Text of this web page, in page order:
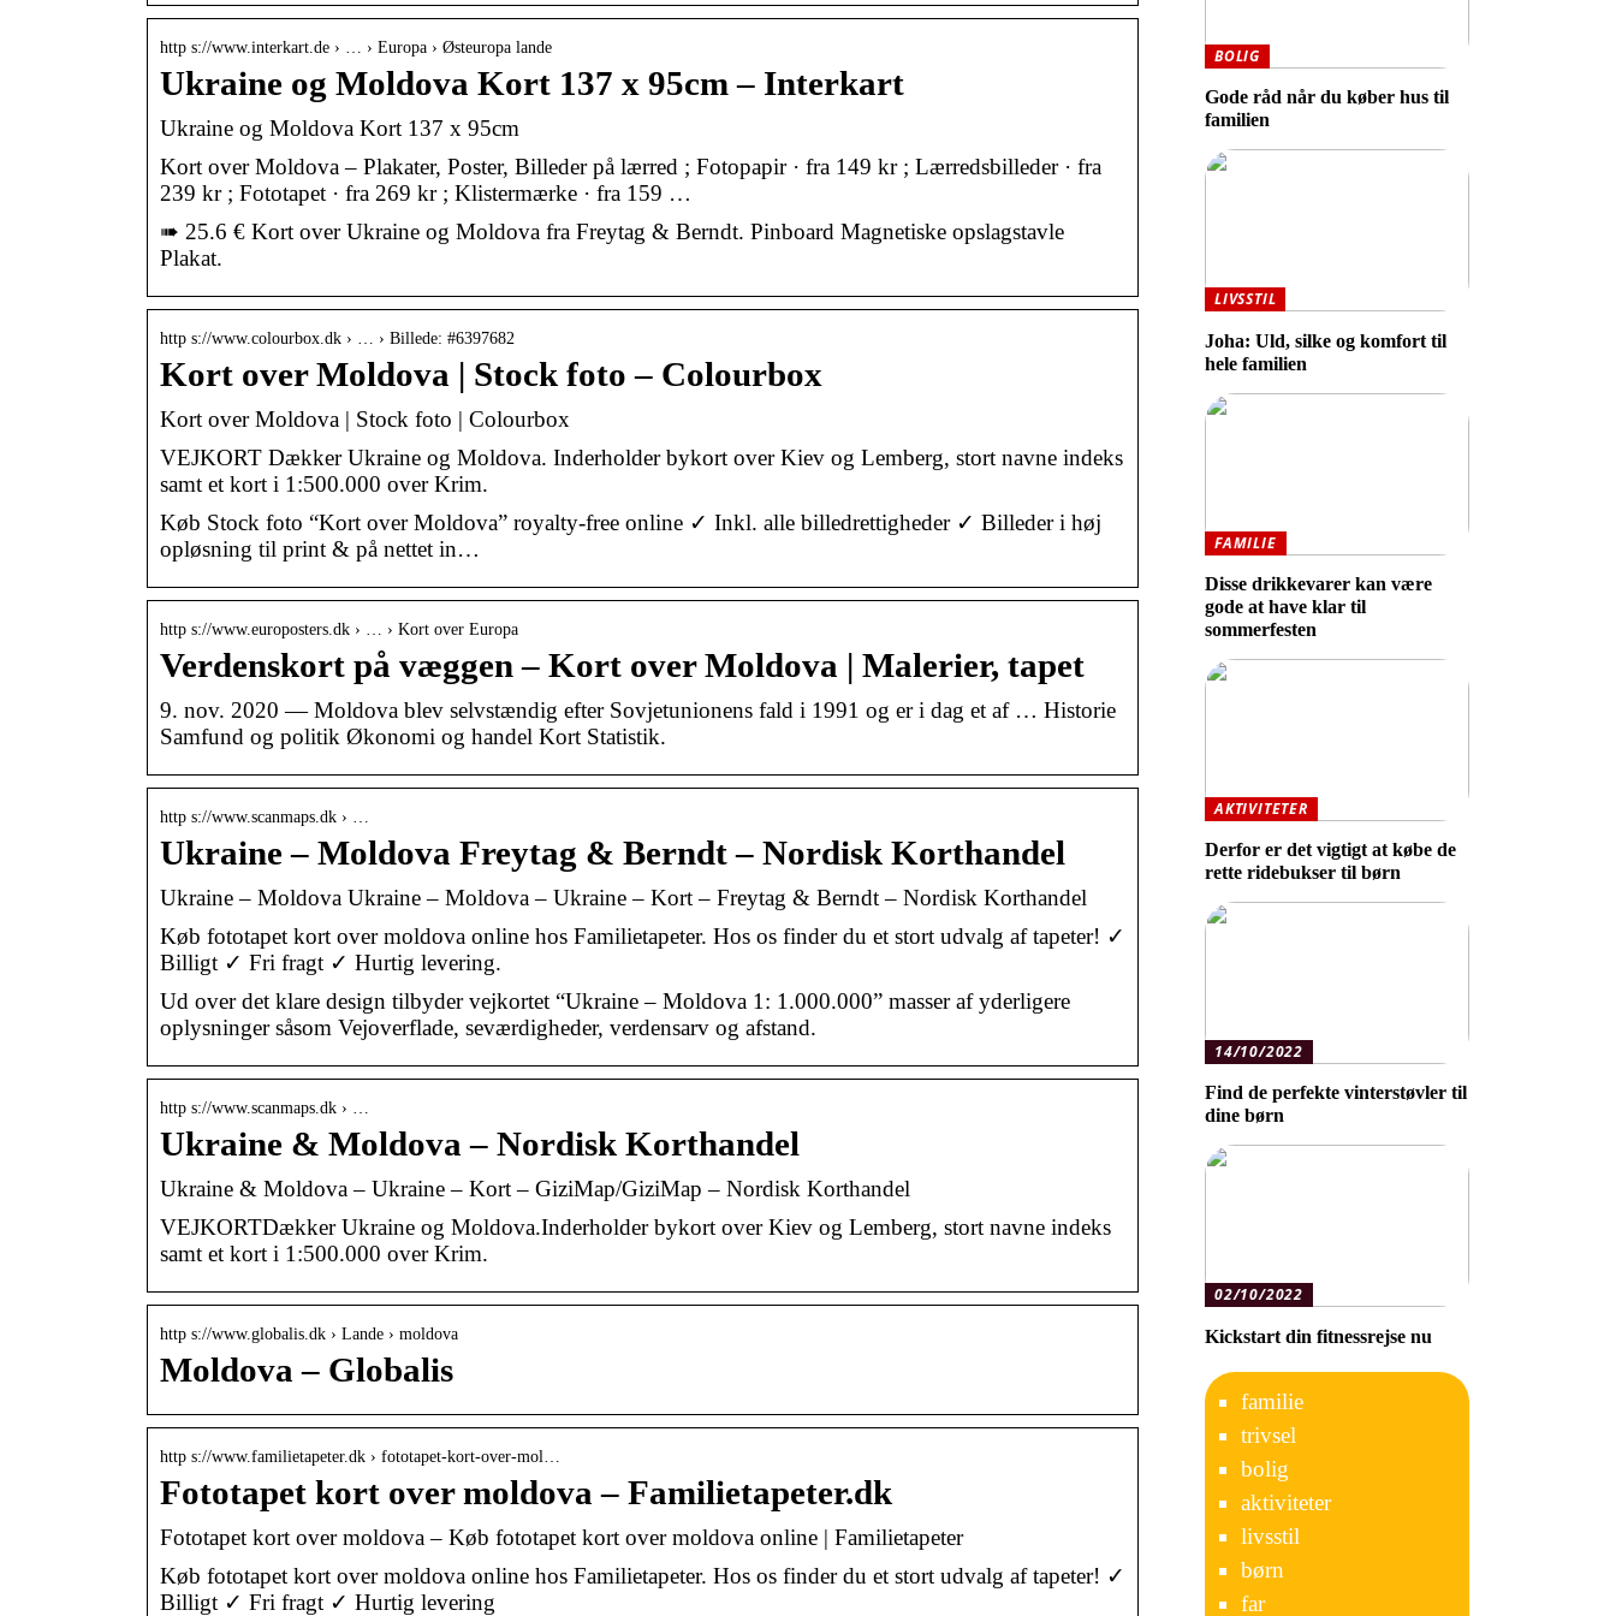
http s://www.interkart.de › … › Europa › Østeuropa lande
Ukraine og Moldova Kort 137 x 95cm – Interkart
Ukraine og Moldova Kort 137 x 95cm
Kort over Moldova – Plakater, Poster, Billeder på lærred ; Fotopapir · fra 149 kr ; Lærredsbilleder · fra
239 kr ; Fototapet · fra 269 kr ; Klistermærke · fra 159 …
➠ 25.6 € Kort over Ukraine og Moldova fra Freytag & Berndt. Pinboard Magnetiske opslagstavle
Plakat.
http s://www.colourbox.dk › … › Billede: #6397682
Kort over Moldova | Stock foto – Colourbox
Kort over Moldova | Stock foto | Colourbox
VEJKORT Dækker Ukraine og Moldova. Inderholder bykort over Kiev og Lemberg, stort navne indeks
samt et kort i 1:500.000 over Krim.
Køb Stock foto “Kort over Moldova” royalty-free online ✓ Inkl. alle billedrettigheder ✓ Billeder i høj
opløsning til print & på nettet in…
http s://www.europosters.dk › … › Kort over Europa
Verdenskort på væggen – Kort over Moldova | Malerier, tapet
9. nov. 2020 — Moldova blev selvstændig efter Sovjetunionens fald i 1991 og er i dag et af … Historie
Samfund og politik Økonomi og handel Kort Statistik.
http s://www.scanmaps.dk › …
Ukraine – Moldova Freytag & Berndt – Nordisk Korthandel
Ukraine – Moldova Ukraine – Moldova – Ukraine – Kort – Freytag & Berndt – Nordisk Korthandel
Køb fototapet kort over moldova online hos Familietapeter. Hos os finder du et stort udvalg af tapeter! ✓
Billigt ✓ Fri fragt ✓ Hurtig levering.
Ud over det klare design tilbyder vejkortet “Ukraine – Moldova 1: 1.000.000” masser af yderligere
oplysninger såsom Vejoverflade, seværdigheder, verdensarv og afstand.
http s://www.scanmaps.dk › …
Ukraine & Moldova – Nordisk Korthandel
Ukraine & Moldova – Ukraine – Kort – GiziMap/GiziMap – Nordisk Korthandel
VEJKORTDækker Ukraine og Moldova.Inderholder bykort over Kiev og Lemberg, stort navne indeks
samt et kort i 1:500.000 over Krim.
http s://www.globalis.dk › Lande › moldova
Moldova – Globalis
http s://www.familietapeter.dk › fototapet-kort-over-mol…
Fototapet kort over moldova – Familietapeter.dk
Fototapet kort over moldova – Køb fototapet kort over moldova online | Familietapeter
Køb fototapet kort over moldova online hos Familietapeter. Hos os finder du et stort udvalg af tapeter! ✓
Billigt ✓ Fri fragt ✓ Hurtig levering
BOLIG
Gode råd når du køber hus til
familien
LIVSSTIL
Joha: Uld, silke og komfort til
hele familien
FAMILIE
Disse drikkevarer kan være
gode at have klar til
sommerfesten
AKTIVITETER
Derfor er det vigtigt at købe de
rette ridebukser til børn
14/10/2022
Find de perfekte vinterstøvler til
dine børn
02/10/2022
Kickstart din fitnessrejse nu
familie
trivsel
bolig
aktiviteter
livsstil
børn
far